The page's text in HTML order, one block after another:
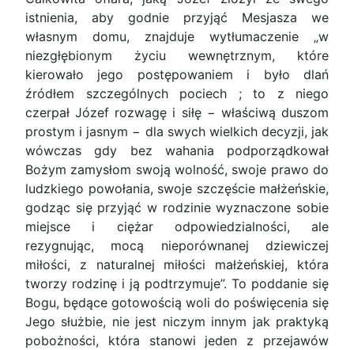
istnienia, aby godnie przyjąć Mesjasza we
własnym domu, znajduje wytłumaczenie „w
niezgłębionym życiu wewnętrznym, które
kierowało jego postępowaniem i było dlań
źródłem szczególnych pociech ; to z niego
czerpał Józef rozwagę i siłę − właściwą duszom
prostym i jasnym − dla swych wielkich decyzji, jak
wówczas gdy bez wahania podporządkował
Bożym zamysłom swoją wolność, swoje prawo do
ludzkiego powołania, swoje szczęście małżeńskie,
godząc się przyjąć w rodzinie wyznaczone sobie
miejsce i ciężar odpowiedzialności, ale
rezygnując, mocą nieporównanej dziewiczej
miłości, z naturalnej miłości małżeńskiej, która
tworzy rodzinę i ją podtrzymuje”. To poddanie się
Bogu, będące gotowością woli do poświęcenia się
Jego służbie, nie jest niczym innym jak praktyką
pobożności, która stanowi jeden z przejawów